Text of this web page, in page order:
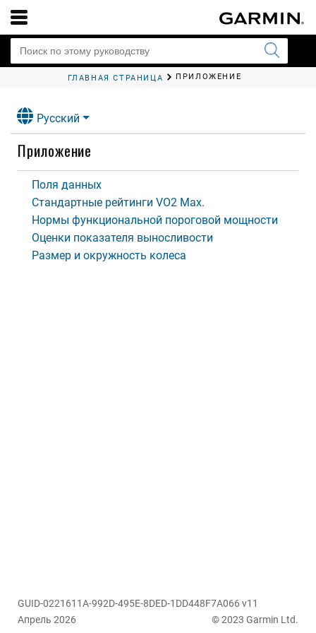
ГЛАВНАЯ СТРАНИЦА ПРИЛОЖЕНИЕ
Русский
Приложение
Поля данных
Стандартные рейтинги VO2 Max.
Нормы функциональной пороговой мощности
Оценки показателя выносливости
Размер и окружность колеса
GUID-0221611A-992D-495E-8DED-1DD448F7A066 v11
Апрель 2026
© 2023 Garmin Ltd.